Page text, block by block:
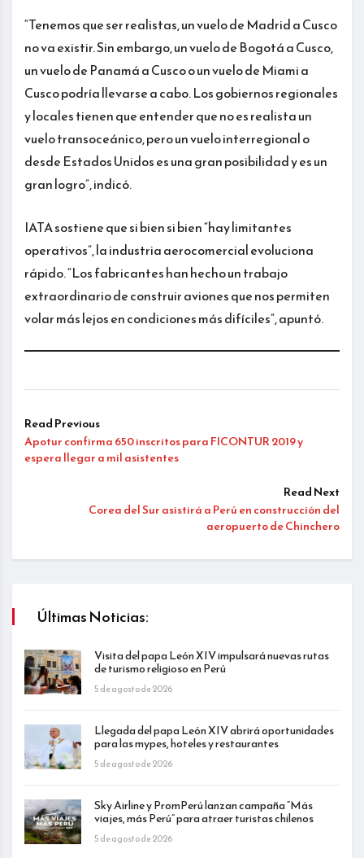
“Tenemos que ser realistas, un vuelo de Madrid a Cusco
no va existir. Sin embargo, un vuelo de Bogotá a Cusco,
un vuelo de Panamá a Cusco o un vuelo de Miami a
Cusco podría llevarse a cabo. Los gobiernos regionales
y locales tienen que entender que no es realista un
vuelo transoceánico, pero un vuelo interregional o
desde Estados Unidos es una gran posibilidad y es un
gran logro”, indicó.
IATA sostiene que si bien si bien “hay limitantes
operativos”, la industria aerocomercial evoluciona
rápido. “Los fabricantes han hecho un trabajo
extraordinario de construir aviones que nos permiten
volar más lejos en condiciones más difíciles”, apuntó.
Read Previous
Apotur confirma 650 inscritos para FICONTUR 2019 y
espera llegar a mil asistentes
Read Next
Corea del Sur asistirá a Perú en construcción del
aeropuerto de Chinchero
Últimas Noticias:
Visita del papa León XIV impulsará nuevas rutas
de turismo religioso en Perú
5 de agosto de 2026
Llegada del papa León XIV abrirá oportunidades
para las mypes, hoteles y restaurantes
5 de agosto de 2026
Sky Airline y PromPerú lanzan campaña “Más
viajes, más Perú” para atraer turistas chilenos
5 de agosto de 2026